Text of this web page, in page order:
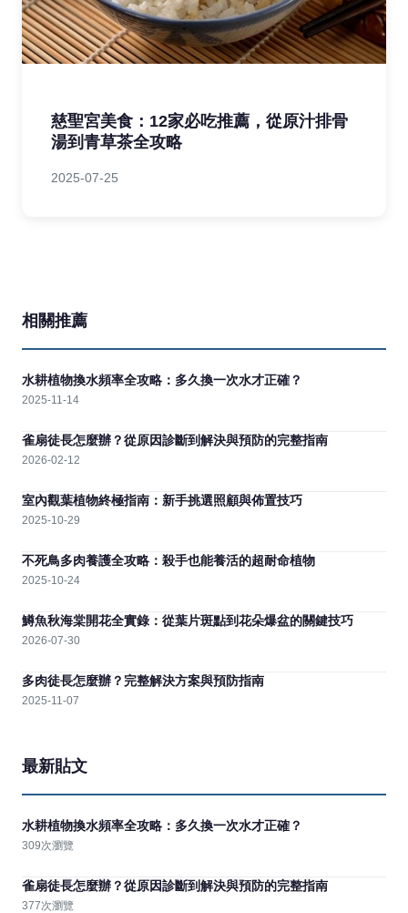
慈聖宮美食：12家必吃推薦，從原汁排骨
湯到青草茶全攻略
2025-07-25
相關推薦
水耕植物換水頻率全攻略：多久換一次水才正確？
2025-11-14
雀扇徒長怎麼辦？從原因診斷到解決與預防的完整指南
2026-02-12
室內觀葉植物終極指南：新手挑選照顧與佈置技巧
2025-10-29
不死鳥多肉養護全攻略：殺手也能養活的超耐命植物
2025-10-24
鱒魚秋海棠開花全實錄：從葉片斑點到花朵爆盆的關鍵技巧
2026-07-30
多肉徒長怎麼辦？完整解決方案與預防指南
2025-11-07
最新貼文
水耕植物換水頻率全攻略：多久換一次水才正確？
309次瀏覽
雀扇徒長怎麼辦？從原因診斷到解決與預防的完整指南
377次瀏覽